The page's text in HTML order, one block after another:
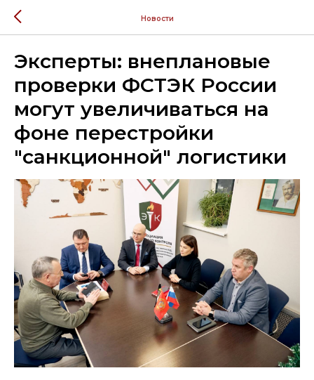
Новости
Эксперты: внеплановые
проверки ФСТЭК России
могут увеличиваться на
фоне перестройки
"санкционной" логистики